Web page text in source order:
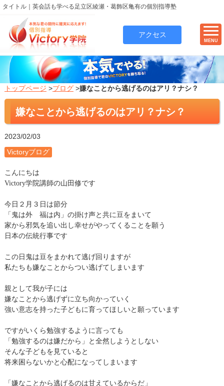
タイトル｜英会話も学べる足立区綾瀬・葛飾区亀有の個別指導塾
アクセス
MENU
トップページ >ブログ>嫌なことから逃げるのはアリ？ナシ？
嫌なことから逃げるのはアリ？ナシ？
2023/02/03
Victoryブログ
こんにちは
Victory学院講師の山田修です
今日２月３日は節分
「鬼は外 福は内」の掛け声と共に豆をまいて
家から邪気を追い出し幸せがやってくることを願う
日本の伝統行事です
この日鬼は豆をまかれて逃げ回りますが
私たちも嫌なことからつい逃げてしまいます
親として我が子には
嫌なことから逃げずに立ち向かっていく
強い意志を持った子どもに育ってほしいと願っています
ですがいくら勉強するように言っても
「勉強するのは嫌だから」と全然しようとしない
そんな子どもを見ていると
将来困らないかと心配になってしまいます
「嫌なことから逃げるのは甘えているからだ」